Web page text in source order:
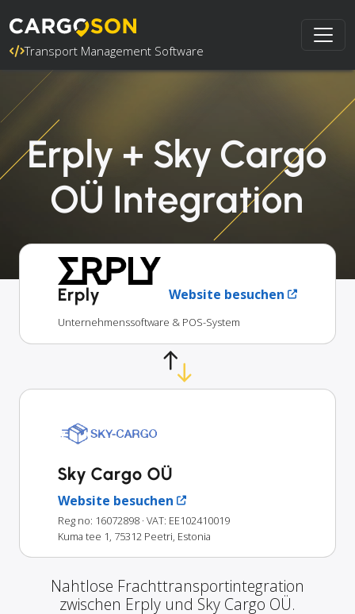
Transport Management Software
Erply + Sky Cargo
OÜ Integration
Erply Website besuchen
Unternehmenssoftware & POS-System
Sky Cargo OÜ
Website besuchen
Reg no: 16072898 · VAT: EE102410019
Kuma tee 1, 75312 Peetri, Estonia
Nahtlose Frachttransportintegration
zwischen Erply und Sky Cargo OÜ.